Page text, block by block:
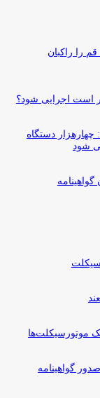
قم را راکبان
است اجرایی شود؟
چهارهزار دستگاه
شود
موتورسیکلت‌ها
گواهینامه